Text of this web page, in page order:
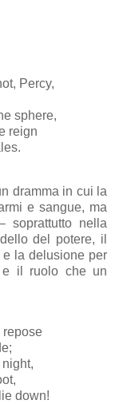
Percy,
sphere,
reign
dramma in cui la
e sangue, ma
soprattutto nella
del potere, il
la delusione per
e il ruolo che un
repose
down!